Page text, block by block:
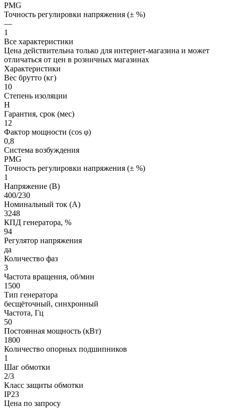
PMG
Точность регулировки напряжения (± %)
—
1
Все характеристики
Цена действительна только для интернет-магазина и может
отличаться от цен в розничных магазинах
Характеристики
Вес брутто (кг)
10
Степень изоляции
Н
Гарантия, срок (мес)
12
Фактор мощности (cos φ)
0,8
Система возбуждения
PMG
Точность регулировки напряжения (± %)
1
Напряжение (В)
400/230
Номинальный ток (А)
3248
КПД генератора, %
94
Регулятор напряжения
да
Количество фаз
3
Частота вращения, об/мин
1500
Тип генератора
бесщёточный, синхронный
Частота, Гц
50
Постоянная мощность (кВт)
1800
Количество опорных подшипников
1
Шаг обмотки
2/3
Класс защиты обмотки
IP23
Цена по запросу